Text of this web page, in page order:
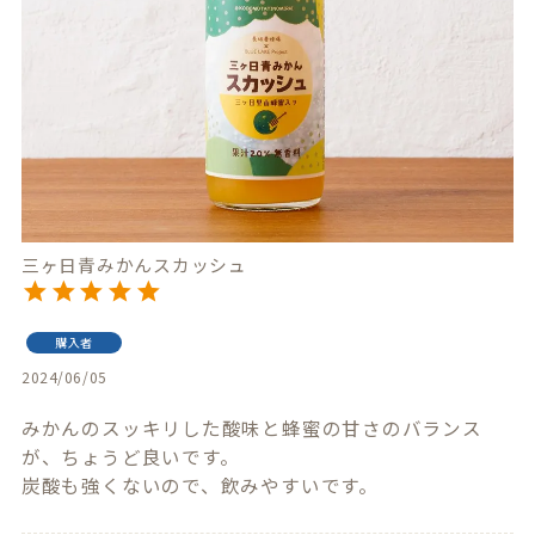
三ヶ日青みかんスカッシュ
購入者
2024/06/05
みかんのスッキリした酸味と蜂蜜の甘さのバランス
が、ちょうど良いです。
炭酸も強くないので、飲みやすいです。